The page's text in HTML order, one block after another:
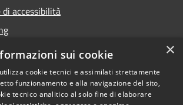
accessibilità
Copyright © 2026 • Comune di
×
sui cookie
cookie tecnici e assimilati strettamente
funzionamento e alla navigazione del sito,
tecnico analitico al solo fine di elaborare